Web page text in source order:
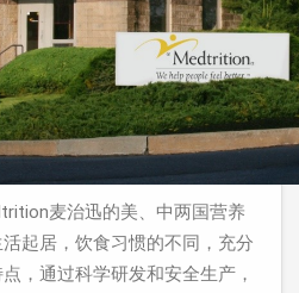
麦治迅的美、中两国营养
起居，饮食习惯的不同，充分
，通过科学研发和安全生产，